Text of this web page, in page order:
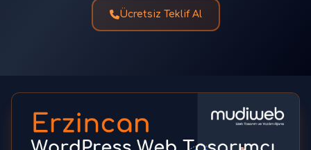
Ücretsiz Teklif Al